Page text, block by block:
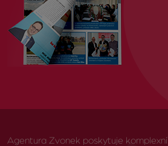
Agentura Zvonek poskytuje